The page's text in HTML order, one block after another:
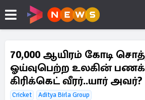
70,000 ஆயிரம் கோடி
ஓய்வுபெற்ற உலகின்
கிரிக்கெட் வீரர்..யார் அவர்?
Cricket
Aditya Birla Group